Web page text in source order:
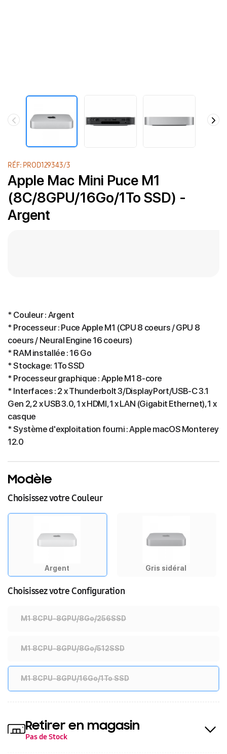
RÉF: PROD129343/3
Apple Mac Mini Puce M1
(8C/8GPU/16Go/1To SSD) -
Argent
* Couleur : Argent
* Processeur : Puce Apple M1 (CPU 8 coeurs / GPU 8
coeurs / Neural Engine 16 coeurs)
* RAM installée : 16 Go
* Stockage: 1To SSD
* Processeur graphique : Apple M1 8-core
* Interfaces : 2 x Thunderbolt 3/DisplayPort/USB-C 3.1
Gen 2, 2 x USB 3.0, 1 x HDMI, 1 x LAN (Gigabit Ethernet), 1 x
casque
* Système d'exploitation fourni : Apple macOS Monterey
12.0
Modèle
Choisissez votre Couleur
Argent Gris sidéral
Choisissez votre Configuration
M1 8CPU-8GPU/8Go/256SSD
M1 8CPU-8GPU/8Go/512SSD
M1 8CPU-8GPU/16Go/1To SSD
Retirer en magasin
Pas de Stock